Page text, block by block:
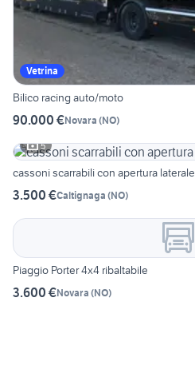
Vetrina
Bilico racing auto/moto
90.000 €Novara (NO)
5
cassoni scarrabili con apertura laterale
3.500 €Caltignaga (NO)
Piaggio Porter 4x4 ribaltabile
3.600 €Novara (NO)